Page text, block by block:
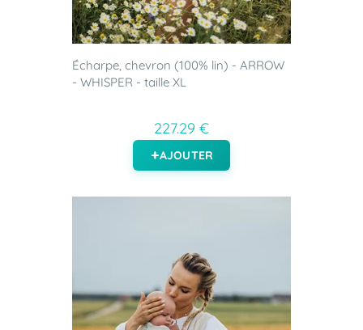
Écharpe, chevron (100% lin) - ARROW
- WHISPER - taille XL
227.29 €
AJOUTER